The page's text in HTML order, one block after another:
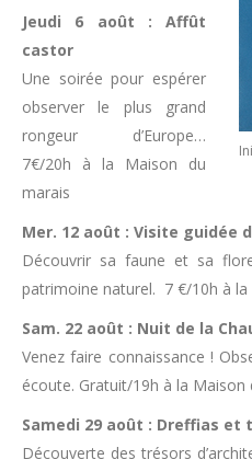
Jeudi 6 août : Affût
castor
Une soirée pour espérer
observer le plus grand
rongeur d’Europe…
7€/20h à la Maison du
marais
Mer. 12 août : Visite guidée
Découvrir sa faune et sa
patrimoine naturel. 7 €/10h à la
Sam. 22 août : Nuit de la
Venez faire connaissance !
écoute. Gratuit/19h à la Maison
Samedi 29 août : Dreffias et
Découverte des trésors